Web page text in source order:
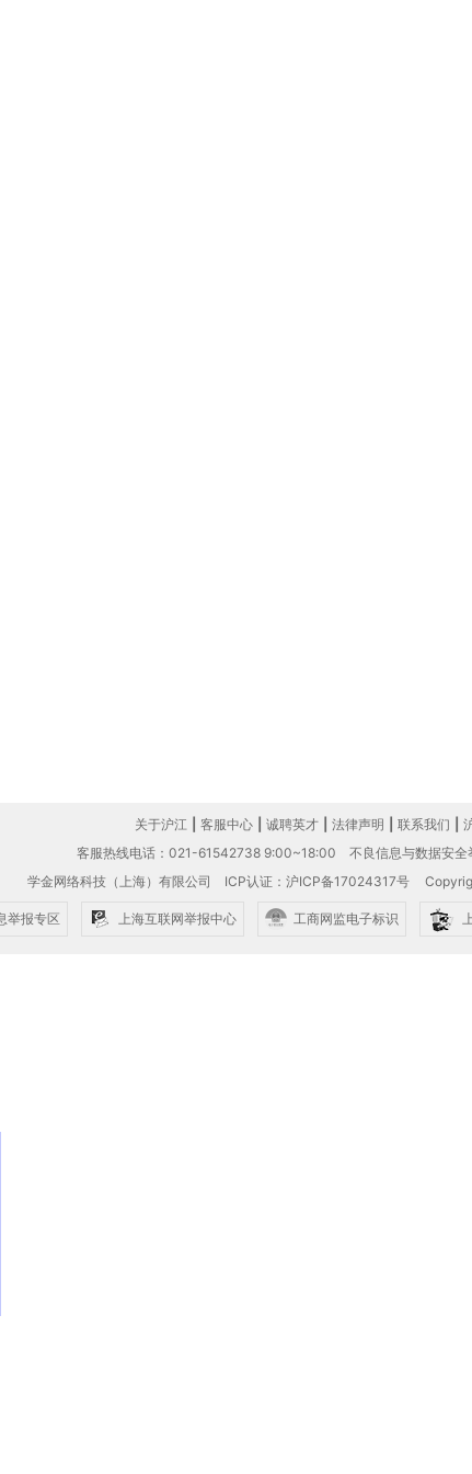
关于沪江 客服中心 诚聘英才 法律声明 联系我们
客服热线电话：021-61542738 9:00~18:00
不良信息与数据安
学金网络科技（上海）有限公司 ICP认证：沪ICP备17024317号
举报专区 上海互联网举报中心 工商网监电子标识